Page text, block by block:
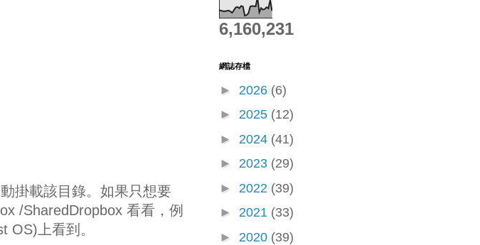
掛載該目錄。如果只想要
/SharedDropbox 看看，例
OS)上看到。
6,160,231
網誌存檔
► 2026 (6)
► 2025 (12)
► 2024 (41)
► 2023 (29)
► 2022 (39)
► 2021 (33)
► 2020 (39)